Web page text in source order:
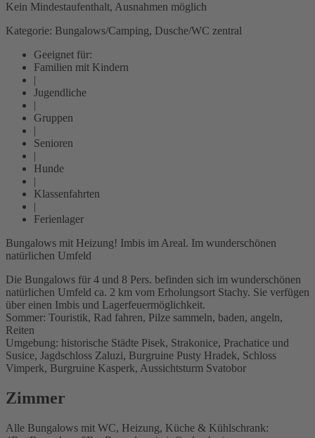
Kein Mindestaufenthalt, Ausnahmen möglich
Kategorie: Bungalows/Camping, Dusche/WC zentral
Geeignet für:
Familien mit Kindern
|
Jugendliche
|
Gruppen
|
Senioren
|
Hunde
|
Klassenfahrten
|
Ferienlager
Bungalows mit Heizung! Imbis im Areal. Im wunderschönen
natürlichen Umfeld
Die Bungalows für 4 und 8 Pers. befinden sich im wunderschönen
natürlichen Umfeld ca. 2 km vom Erholungsort Stachy. Sie verfügen
über einen Imbis und Lagerfeuermöglichkeit.
Sommer: Touristik, Rad fahren, Pilze sammeln, baden, angeln,
Reiten
Umgebung: historische Städte Pisek, Strakonice, Prachatice und
Susice, Jagdschloss Zaluzi, Burgruine Pusty Hradek, Schloss
Vimperk, Burgruine Kasperk, Aussichtsturm Svatobor
Zimmer
Alle Bungalows mit WC, Heizung, Küche & Kühlschrank: